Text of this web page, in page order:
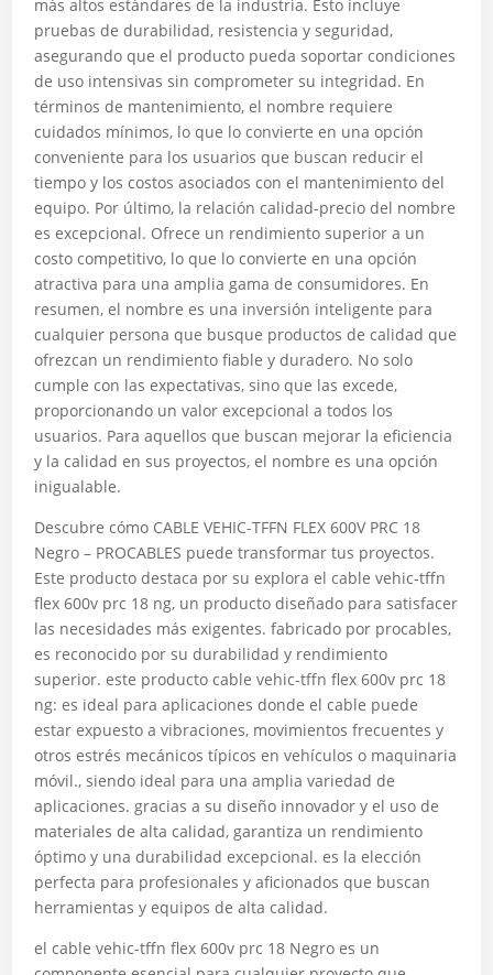
más altos estándares de la industria. Esto incluye
pruebas de durabilidad, resistencia y seguridad,
asegurando que el producto pueda soportar condiciones
de uso intensivas sin comprometer su integridad. En
términos de mantenimiento, el nombre requiere
cuidados mínimos, lo que lo convierte en una opción
conveniente para los usuarios que buscan reducir el
tiempo y los costos asociados con el mantenimiento del
equipo. Por último, la relación calidad-precio del nombre
es excepcional. Ofrece un rendimiento superior a un
costo competitivo, lo que lo convierte en una opción
atractiva para una amplia gama de consumidores. En
resumen, el nombre es una inversión inteligente para
cualquier persona que busque productos de calidad que
ofrezcan un rendimiento fiable y duradero. No solo
cumple con las expectativas, sino que las excede,
proporcionando un valor excepcional a todos los
usuarios. Para aquellos que buscan mejorar la eficiencia
y la calidad en sus proyectos, el nombre es una opción
inigualable.
Descubre cómo CABLE VEHIC-TFFN FLEX 600V PRC 18
Negro – PROCABLES puede transformar tus proyectos.
Este producto destaca por su explora el cable vehic-tffn
flex 600v prc 18 ng, un producto diseñado para satisfacer
las necesidades más exigentes. fabricado por procables,
es reconocido por su durabilidad y rendimiento
superior. este producto cable vehic-tffn flex 600v prc 18
ng: es ideal para aplicaciones donde el cable puede
estar expuesto a vibraciones, movimientos frecuentes y
otros estrés mecánicos típicos en vehículos o maquinaria
móvil., siendo ideal para una amplia variedad de
aplicaciones. gracias a su diseño innovador y el uso de
materiales de alta calidad, garantiza un rendimiento
óptimo y una durabilidad excepcional. es la elección
perfecta para profesionales y aficionados que buscan
herramientas y equipos de alta calidad.
el cable vehic-tffn flex 600v prc 18 Negro es un